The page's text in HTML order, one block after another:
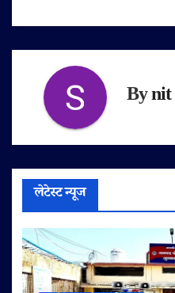
Bynit
लेटेस्ट न्यूज